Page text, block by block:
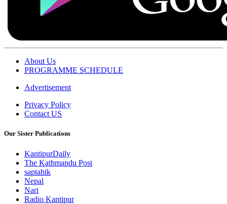
About Us
PROGRAMME SCHEDULE
Advertisement
Privacy Policy
Contact US
Our Sister Publications
KantipurDaily
The Kathmandu Post
saptahik
Nepal
Nari
Radio Kantipur